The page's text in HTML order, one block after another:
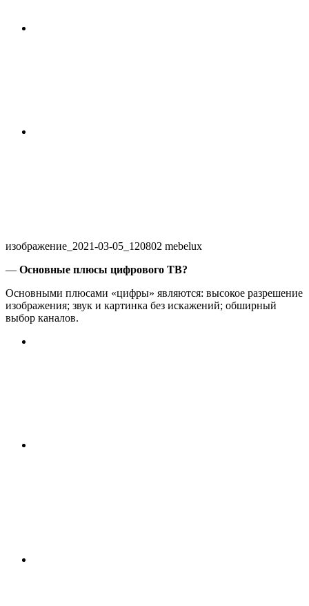
изображение_2021-03-05_120802 mebelux
— Основные плюсы цифрового ТВ?
Основными плюсами «цифры» являются: высокое разрешение
изображения; звук и картинка без искажений; обширный
выбор каналов.